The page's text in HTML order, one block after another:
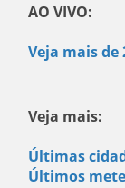
AO VIVO:
Veja mais de
Veja mais:
Últimas
Últimos